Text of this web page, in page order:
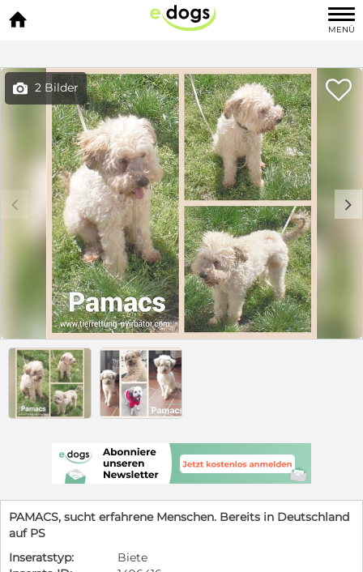

MENÜ
 2 Bilder 
c d
PAMACS, sucht erfahrene Menschen. Bereits in Deutschland
auf PS
Inseratstyp:
Biete